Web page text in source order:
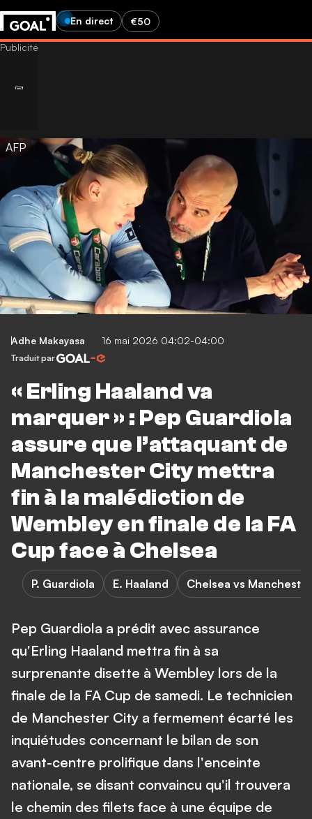
En direct €50
AFP
Adhe Makayasa 16 mai 2026 04:02-04:00
Traduit par
« Erling Haaland va
marquer » : Pep Guardiola
assure que l’attaquant de
Manchester City mettra
fin à la malédiction de
Wembley en finale de la FA
Cup face à Chelsea
P. Guardiola E. Haaland Chelsea vs
Pep Guardiola a prédit avec assurance
qu'Erling Haaland mettra fin à sa
surprenante disette à Wembley lors de la
finale de la FA Cup de samedi. Le technicien
de Manchester City a fermement écarté les
inquiétudes concernant le bilan de son
avant-centre prolifique dans l'enceinte
nationale, se disant convaincu qu'il trouvera
le chemin des filets face à une équipe de